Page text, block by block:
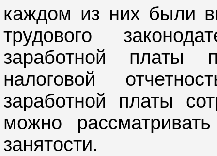
каждом из них были
трудового
заработной платы
налоговой
заработной платы
можно
занятости.